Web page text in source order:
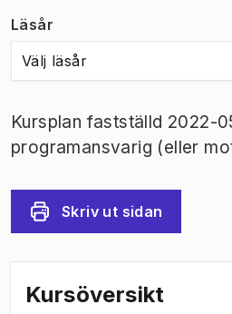
Läsår
Välj läsår
Kursplan fastställd 2022-
programansvarig (eller
Skriv ut sidan
Kursöversikt